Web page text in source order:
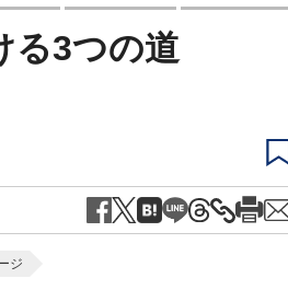
る3つの道
ジ